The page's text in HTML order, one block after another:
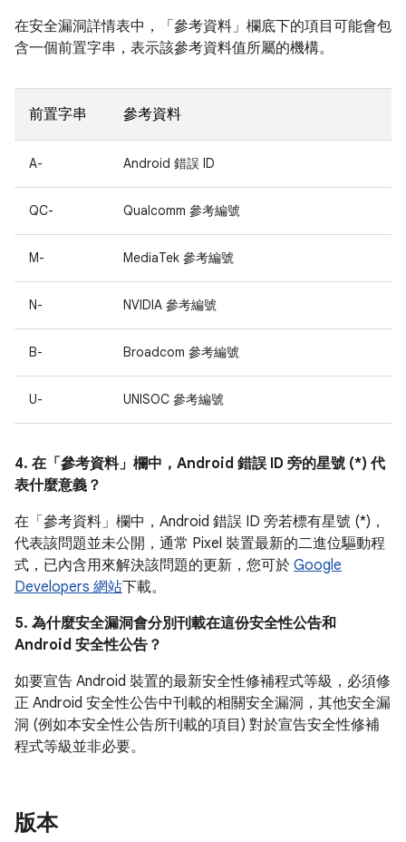
在安全漏洞詳情表中，「參考資料」 欄底下的項目可能會包
含一個前置字串，表示該參考資料值所屬的機構。
前置字串 參考資料
A- Android 錯誤 ID
QC- Qualcomm 參考編號
M- MediaTek 參考編號
N- NVIDIA 參考編號
B- Broadcom 參考編號
U- UNISOC 參考編號
4. 在「參考資料」 欄中，Android 錯誤 ID 旁的星號 (*) 代
表什麼意義？
在「參考資料」 欄中，Android 錯誤 ID 旁若標有星號 (*)，
代表該問題並未公開，通常 Pixel 裝置最新的二進位驅動程
式，已內含用來解決該問題的更新，您可於 Google
Developers 網站下載。
5. 為什麼安全漏洞會分別刊載在這份安全性公告和
Android 安全性公告？
如要宣告 Android 裝置的最新安全性修補程式等級，必須修
正 Android 安全性公告中刊載的相關安全漏洞，其他安全漏
洞 (例如本安全性公告所刊載的項目) 對於宣告安全性修補
程式等級並非必要。
版本